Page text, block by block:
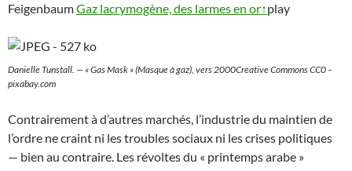
FeigenbaumGaz lacrymogène, des larmes en or↑play
Danielle Tunstall. — « Gas Mask » (Masque à gaz), vers 2000Creative Commons CC0 –
pixabay.com
Contrairement à d’autres marchés, l’industrie du maintien de
l’ordre ne craint ni les troubles sociaux ni les crises politiques
— bien au contraire. Les révoltes du « printemps arabe »